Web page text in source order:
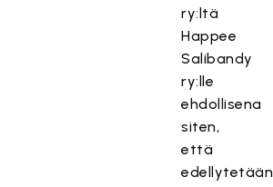
ry:ltä
Happee
Salibandy
ry:lle
ehdollisena
siten,
että
edellytetään